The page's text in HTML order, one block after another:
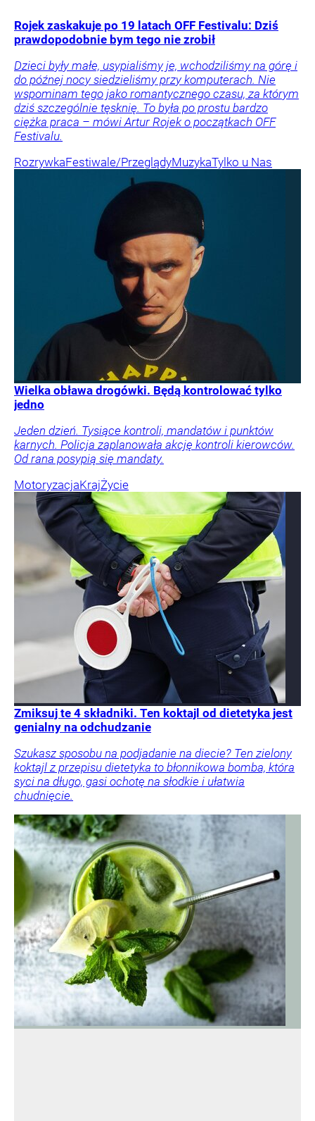
Rojek zaskakuje po 19 latach OFF Festivalu: Dziś
prawdopodobnie bym tego nie zrobił
Dzieci były małe, usypialiśmy je, wchodziliśmy na górę i
do późnej nocy siedzieliśmy przy komputerach. Nie
wspominam tego jako romantycznego czasu, za którym
dziś szczególnie tęsknię. To była po prostu bardzo
ciężka praca – mówi Artur Rojek o początkach OFF
Festivalu.
RozrywkaFestiwale/PrzeglądyMuzykaTylko u Nas
Wielka obława drogówki. Będą kontrolować tylko
jedno
Jeden dzień. Tysiące kontroli, mandatów i punktów
karnych. Policja zaplanowała akcję kontroli kierowców.
Od rana posypią się mandaty.
MotoryzacjaKrajŻycie
Zmiksuj te 4 składniki. Ten koktajl od dietetyka jest
genialny na odchudzanie
Szukasz sposobu na podjadanie na diecie? Ten zielony
koktajl z przepisu dietetyka to błonnikowa bomba, która
syci na długo, gasi ochotę na słodkie i ułatwia
chudnięcie.